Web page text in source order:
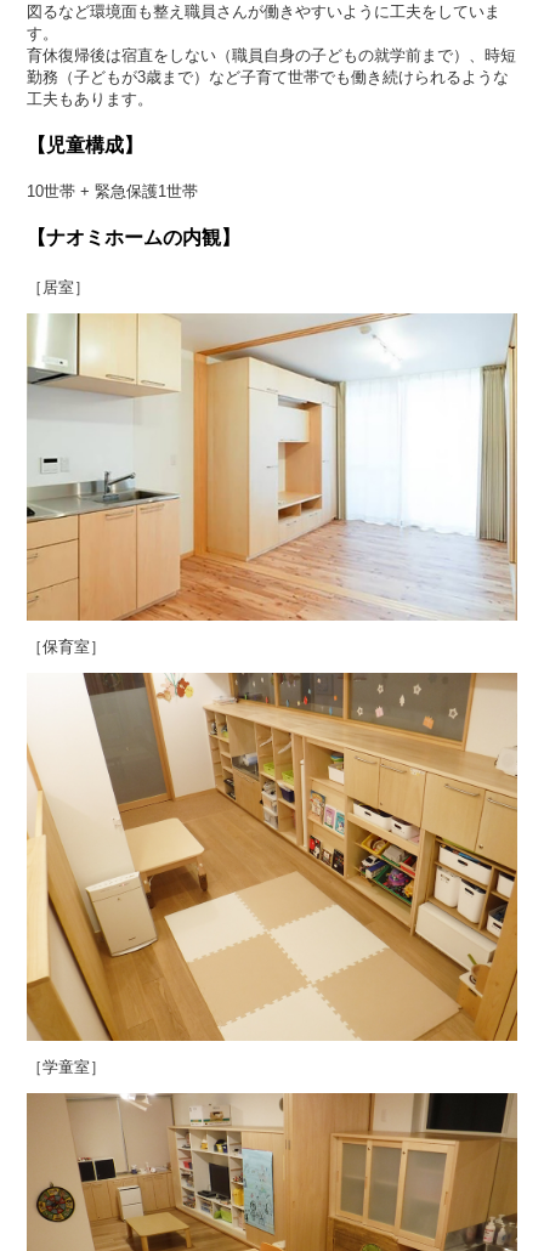
図るなど環境面も整え職員さんが働きやすいように工夫をしていま
す。
育休復帰後は宿直をしない（職員自身の子どもの就学前まで）、時短
勤務（子どもが3歳まで）など子育て世帯でも働き続けられるような
工夫もあります。
【児童構成】
10世帯 + 緊急保護1世帯
【ナオミホームの内観】
［居室］
［保育室］
［学童室］